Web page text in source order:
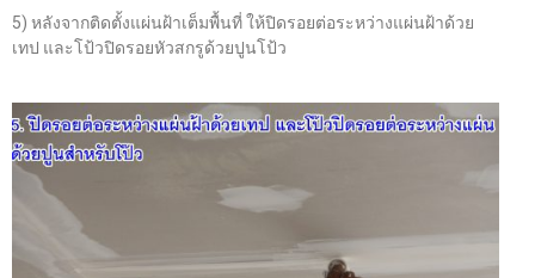
5) หลังจากติดตั้งแผ่นฝ้าเต็มพื้นที่ ให้ปิดรอยต่อระหว่างแผ่นฝ้าด้วย
เทป และโป้วปิดรอยหัวสกรูด้วยปูนโป้ว